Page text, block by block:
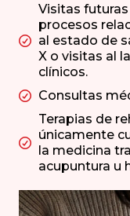
Visitas
procesos
al estado de
X o visitas al
clínicos.
Consultas
Terapias de
únicamente
la medicina
acupuntura u